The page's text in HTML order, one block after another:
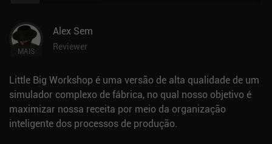
MAIS
Alex Sem
Reviewer
Little Big Workshop é uma versão de alta qualidade de um
simulador complexo de fábrica, no qual nosso objetivo é
maximizar nossa receita por meio da organização
inteligente dos processos de produção.